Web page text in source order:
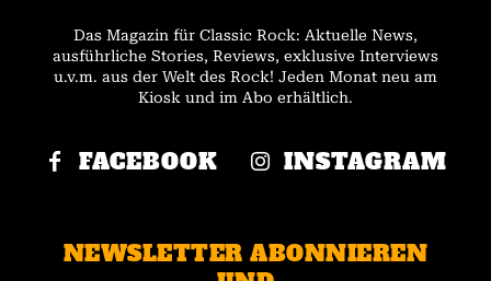
Das Magazin für Classic Rock: Aktuelle News,
ausführliche Stories, Reviews, exklusive Interviews
u.v.m. aus der Welt des Rock! Jeden Monat neu am
Kiosk und im Abo erhältlich.
FACEBOOK INSTAGRAM
NEWSLETTER ABONNIEREN